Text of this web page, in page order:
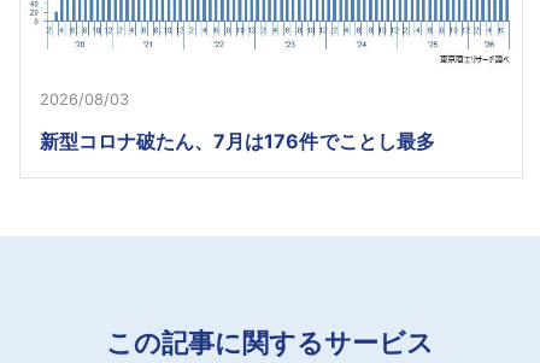
2026/08/03
新型コロナ破たん、7月は176件でことし最多
この記事に関するサービス